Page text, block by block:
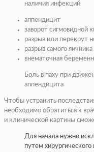
наличия инфекций
аппендицит
заворот сигмовидной
разрыв или перекрут
разрыв самого яичника
внематочная
Боль в паху при
аппендицита
Чтобы устранить
необходимо обратиться к
и клинической картины
Для начала нужно
путем